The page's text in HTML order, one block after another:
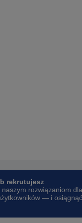
rekrutujesz
rozwiązaniom dla
— i osiągnąć